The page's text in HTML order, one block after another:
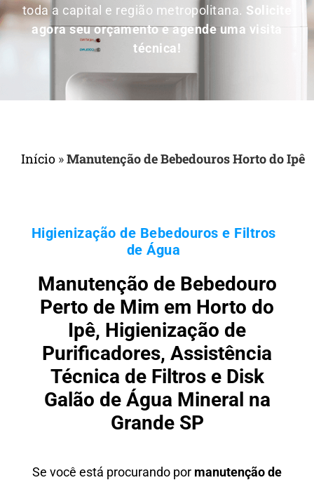
toda a capital e região metropolitana. Solicite
agora seu orçamento e agende uma visita
técnica!
Início »Manutenção de Bebedouros Horto do Ipê
Higienização de Bebedouros e Filtros
de Água
Manutenção de Bebedouro
Perto de Mim em Horto do
Ipê, Higienização de
Purificadores, Assistência
Técnica de Filtros e Disk
Galão de Água Mineral na
Grande SP
Se você está procurando por manutenção de